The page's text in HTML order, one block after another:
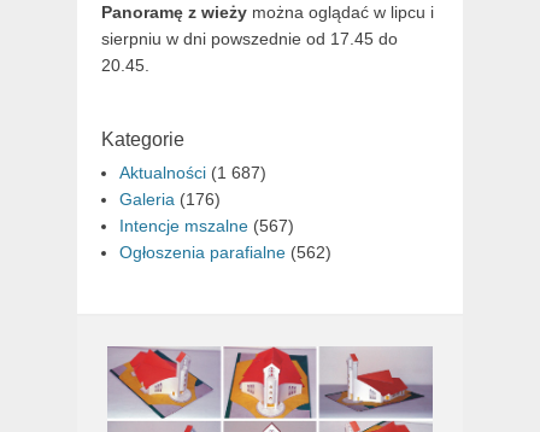
Panoramę z wieży można oglądać w lipcu i
sierpniu w dni powszednie od 17.45 do
20.45.
Kategorie
Aktualności (1 687)
Galeria (176)
Intencje mszalne (567)
Ogłoszenia parafialne (562)